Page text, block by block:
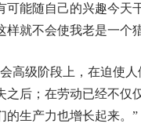
可能随自己的兴趣今天
样就不会使我老是一个
高级阶段上，在迫使
之后；在劳动已经不仅
的生产力也增长起来。”